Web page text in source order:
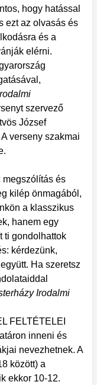
hogy hatással
ezt az olvasás és
és a
elérni.
szervező
József
verseny szakmai
megszólítás és
kilép önmagából,
a klasszikus
hanem egy
ti gondolhattok
kérdezünk,
Ha szeretsz
Irodalmi
FELTÉTELEI
inneni és
nevezhetnek. A
között) a
ekkor 10-12.